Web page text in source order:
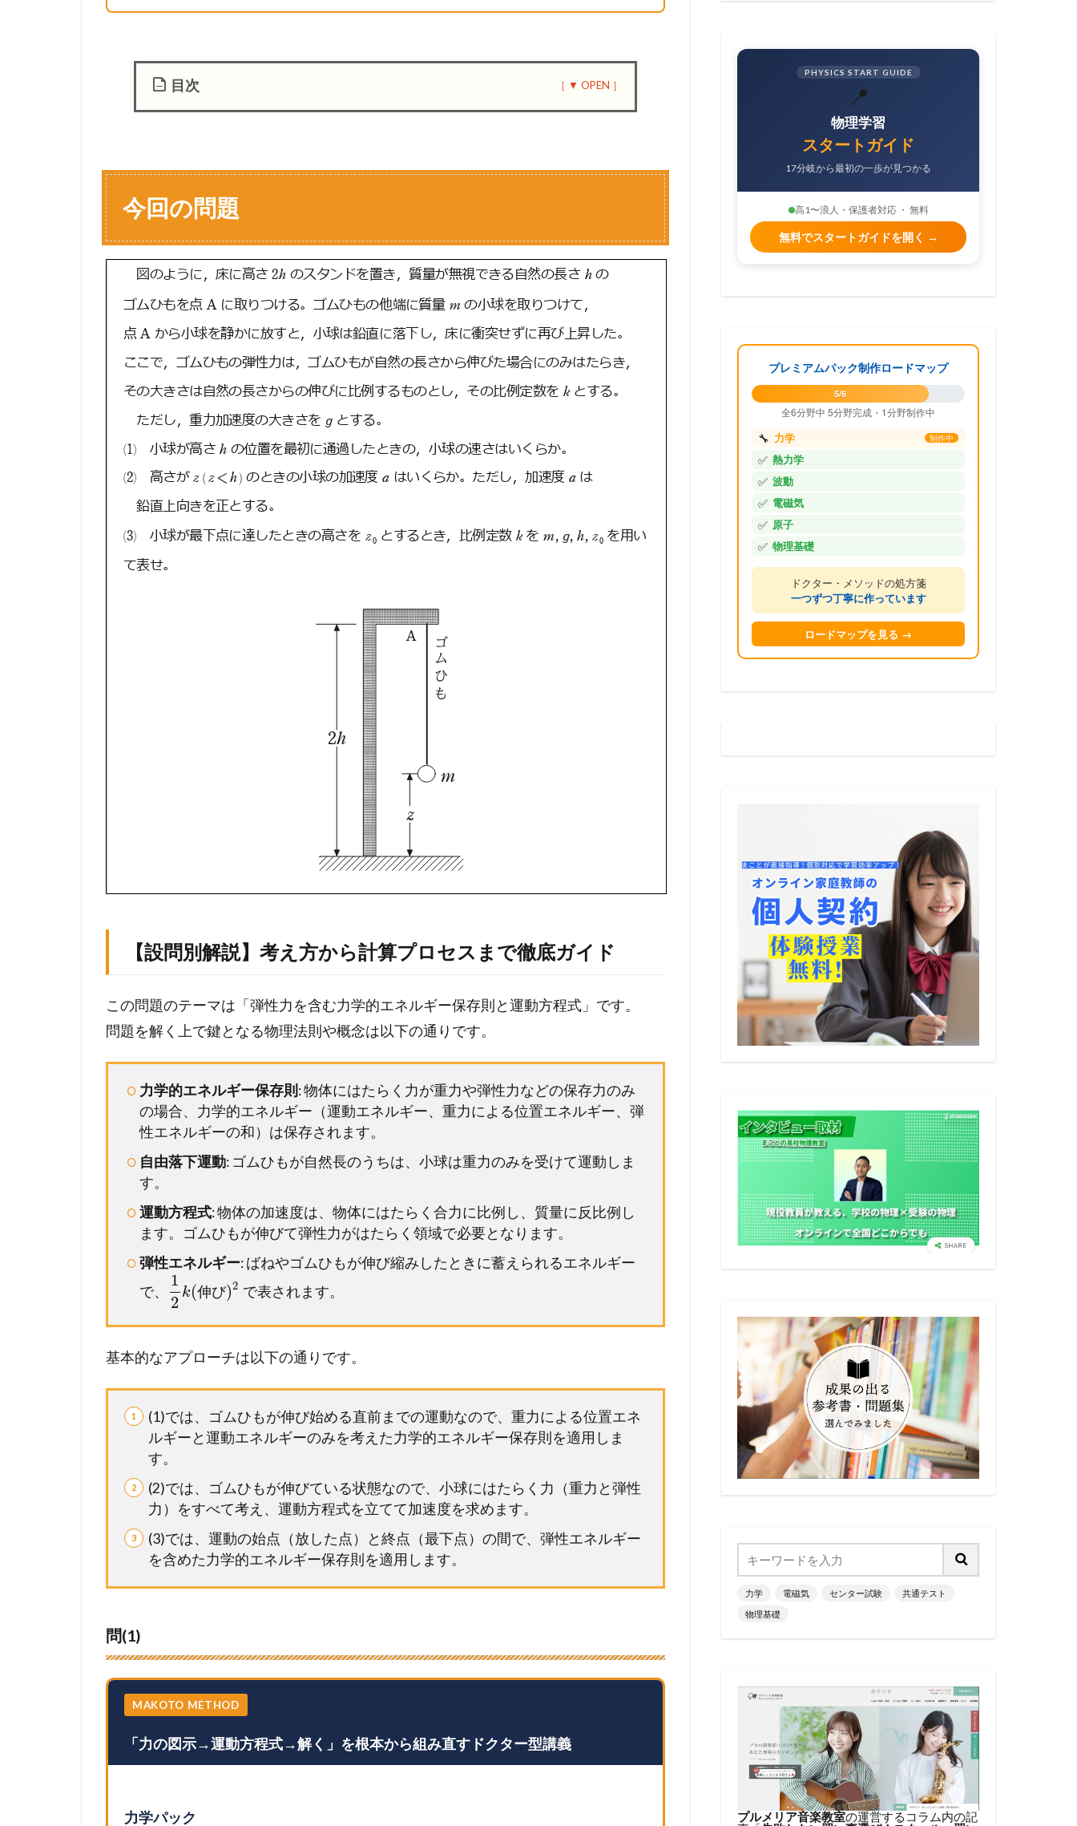
目次
問
題
1.1
設
問
解
説
考
え
か
計
算
ロ
で
す
今回の問題
【設問別解説】考え方から計算プロセスまで徹底ガイド
この問題のテーマは「弾性力を含む力学的エネルギー保存則と運動方程式」です。
問題を解く上で鍵となる物理法則や概念は以下の通りです。
力学的エネルギー保存則 : 物体にはたらく力が重力や弾性力などの保存力のみ
の場合、力学的エネルギー（運動エネルギー、重力による位置エネルギー、弾
性エネルギーの和）は保存されます。
自由落下運動: ゴムひもが自然長のうちは、小球は重力のみを受けて運動しま
す。
運動方程式: 物体の加速度は、物体にはたらく合力に比例し、質量に反比例し
ます。ゴムひもが伸びて弾性力がはたらく領域で必要となります。
弾性エネルギー: ばねやゴムひもが伸び縮みしたときに蓄えられるエネルギー
で、
1
2
k(伸び)2 で表されます。
基本的なアプローチは以下の通りです。
(1)では、ゴムひもが伸び始める直前までの運動なので、重力による位置エネ
ルギーと運動エネルギーのみを考えた力学的エネルギー保存則を適用しま
す。
(2)では、ゴムひもが伸びている状態なので、小球にはたらく力（重力と弾性
力）をすべて考え、運動方程式を立てて加速度を求めます。
(3)では、運動の始点（放した点）と終点（最下点）の間で、弾性エネルギー
を含めた力学的エネルギー保存則を適用します。
問(1)
MAKOTO METHOD
「力の図示→運動方程式→解く」を根本から組み直すドクター型講義
力学パック
PHYSICS START GUIDE
📍
物理学習
スタートガイド
17分岐から最初の一歩が見つかる
高1〜浪人・保護者対応 ・ 無料
無料でスタートガイドを開く →
プレミアムパック制作ロードマップ
5/6
全6分野中 5分野完成・1分野制作中
🔧 力学 制作中
✅ 熱力学
✅ 波動
✅ 電磁気
✅ 原子
✅ 物理基礎
ドクター・メソッドの処方箋
一つずつ丁寧に作っています
ロードマップを見る →
力学 電磁気 センター試験
共通テスト
物理基礎
プルメリア音楽教室の運営するコラム内の記